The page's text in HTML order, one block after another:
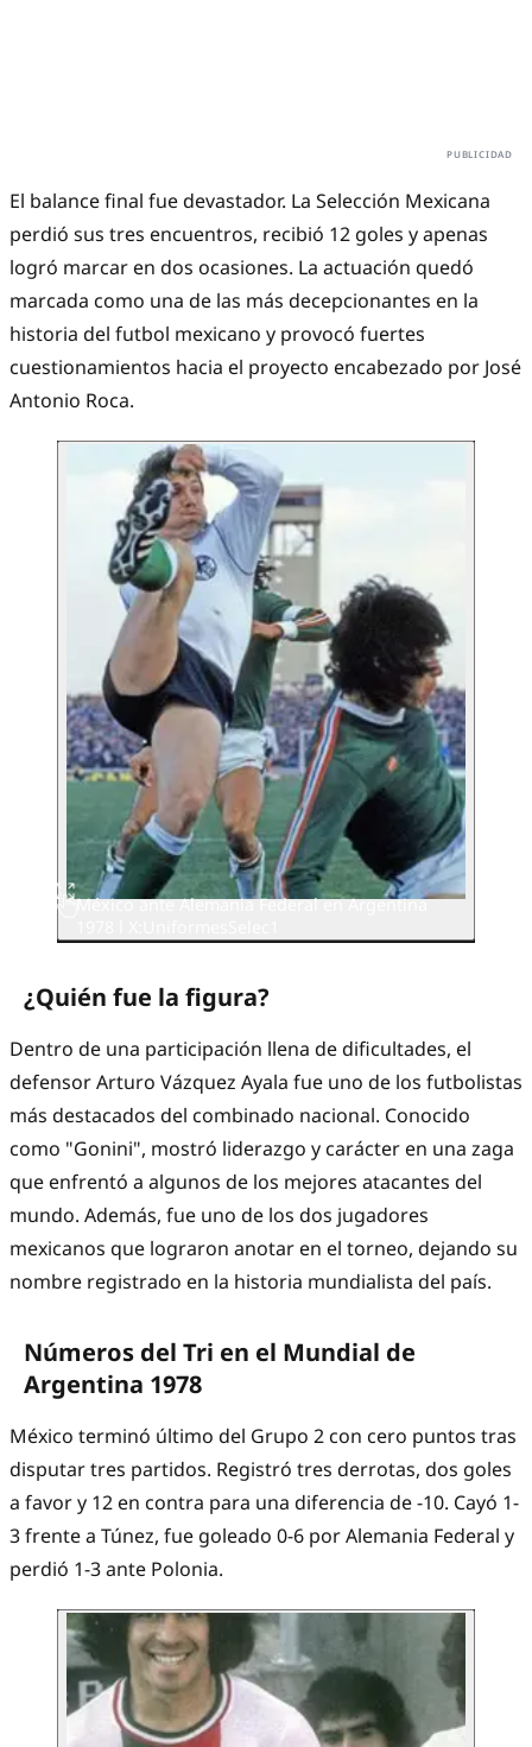
El balance final fue devastador. La Selección Mexicana
perdió sus tres encuentros, recibió 12 goles y apenas
logró marcar en dos ocasiones. La actuación quedó
marcada como una de las más decepcionantes en la
historia del futbol mexicano y provocó fuertes
cuestionamientos hacia el proyecto encabezado por José
Antonio Roca.
México ante Alemania Federal en Argentina
¿Quién fue la figura?
Dentro de una participación llena de dificultades, el
defensor Arturo Vázquez Ayala fue uno de los futbolistas
más destacados del combinado nacional. Conocido
como "Gonini", mostró liderazgo y carácter en una zaga
que enfrentó a algunos de los mejores atacantes del
mundo. Además, fue uno de los dos jugadores
mexicanos que lograron anotar en el torneo, dejando su
nombre registrado en la historia mundialista del país.
Números del Tri en el Mundial de
Argentina 1978
México terminó último del Grupo 2 con cero puntos tras
disputar tres partidos. Registró tres derrotas, dos goles
a favor y 12 en contra para una diferencia de -10. Cayó 1-
3 frente a Túnez, fue goleado 0-6 por Alemania Federal y
perdió 1-3 ante Polonia.